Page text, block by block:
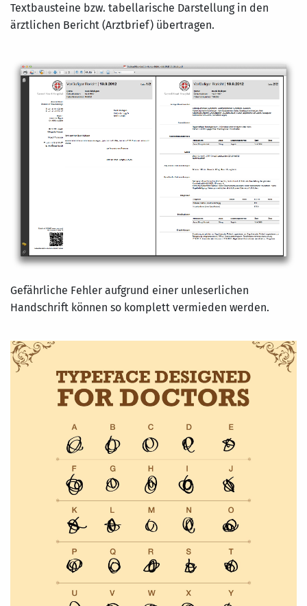
Textbausteine bzw. tabellarische Darstellung in den
ärztlichen Bericht (Arztbrief) übertragen.
Gefährliche Fehler aufgrund einer unleserlichen
Handschrift können so komplett vermieden werden.